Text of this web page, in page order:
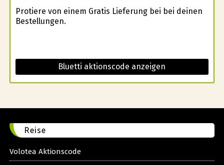
Profitiere von einem Gratis Lieferung bei bei deinen
Bestellungen.
Bluetti aktionscode anzeigen
Reise
Volotea Aktionscode